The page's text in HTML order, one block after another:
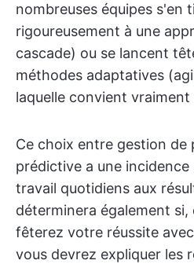
nombreuses équipes s'en
rigoureusement à une
cascade) ou se lancent
méthodes adaptatives
laquelle convient vraiment
Ce choix entre gestion
prédictive a une
travail quotidiens aux
déterminera également
fêterez votre réussite
vous devrez expliquer les